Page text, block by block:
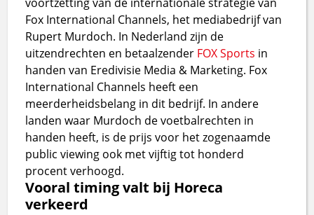
Fox International Channels, het mediabedrijf van
Rupert Murdoch. In Nederland zijn de
uitzendrechten en betaalzender FOX Sports in
handen van Eredivisie Media & Marketing. Fox
International Channels heeft een
meerderheidsbelang in dit bedrijf. In andere
landen waar Murdoch de voetbalrechten in
handen heeft, is de prijs voor het zogenaamde
public viewing ook met vijftig tot honderd
procent verhoogd.
Vooral timing valt bij Horeca
verkeerd